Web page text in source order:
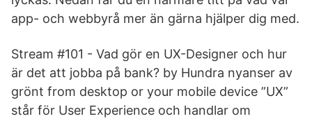
app- och webbyrå mer än gärna hjälper dig med.
Stream #101 - Vad gör en UX-Designer och hur
är det att jobba på bank? by Hundra nyanser av
grönt from desktop or your mobile device ”UX”
står för User Experience och handlar om